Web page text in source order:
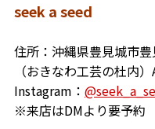
seek a seed
住所：沖縄県豊見城市
（おきなわ工芸の杜内
Instagram：
※来店はDMより要予約